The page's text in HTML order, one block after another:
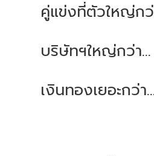
คู่แข่งที่ตัวใหญ่กว่
บริษัทฯใหญ่กว่า...
เงินทองเยอะกว่า